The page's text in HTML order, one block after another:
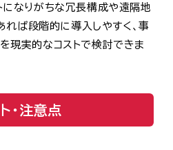
になりがちな冗長構成や遠隔地
れば段階的に導入しやすく、事
現実的なコストで検討できま
・注意点